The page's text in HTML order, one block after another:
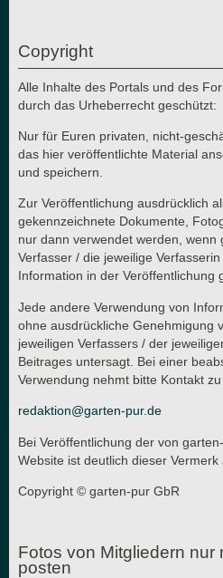
Copyright
Alle Inhalte des Portals und des
durch das Urheberrecht geschützt:
Nur für Euren privaten, nicht-
das hier veröffentlichte Material
und speichern.
Zur Veröffentlichung ausdrücklich
gekennzeichnete Dokumente,
nur dann verwendet werden, wenn
Verfasser / die jeweilige
Information in der Veröffentlichung
Jede andere Verwendung von
ohne ausdrückliche Genehmigung
jeweiligen Verfassers / der
Beitrages untersagt. Bei einer
Verwendung nehmt bitte Kontakt
redaktion@garten-pur.de
Bei Veröffentlichung der von
Website ist deutlich dieser Vermerk
Copyright © garten-pur GbR
Fotos von Mitgliedern nur
posten